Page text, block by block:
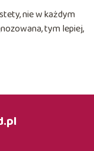
nie w każdym
tym lepiej,